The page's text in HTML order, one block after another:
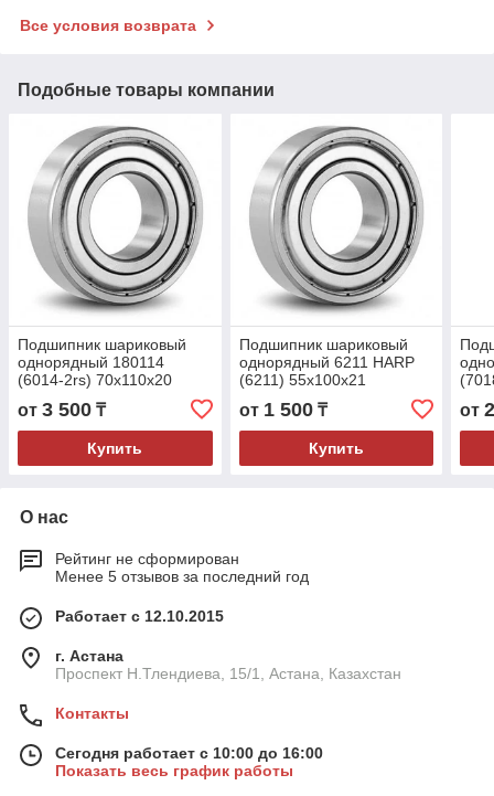
Все условия возврата
Подобные товары компании
Подшипник шариковый
однорядный 180114
(6014-2rs) 70x110x20
от 3 500 ₸
Купить
Подшипник шариковый
однорядный 6211 HARP
(6211) 55x100x21
от 1 500₸
Купить
от
О нас
Рейтинг не сформирован
Менее 5 отзывов за последний год
Работает с 12.10.2015
г. Астана
Проспект Н.Тлендиева, 15/1, Астана, Казахстан
Контакты
Сегодня работает с 10:00 до 16:00
Показать весь график работы